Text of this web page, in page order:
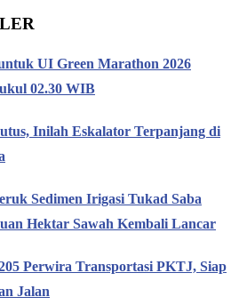
UI Green Marathon 2026
02.30 WIB
Inilah Eskalator Terpanjang di
Sedimen Irigasi Tukad Saba
Hektar Sawah Kembali Lancar
Perwira Transportasi PKTJ, Siap
Jalan